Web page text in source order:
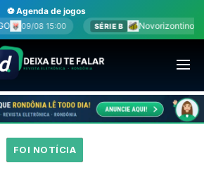
⚽ Agenda de jogos
SÉRIE B NovorizontinoxJuventude 09/08
FOI NOTÍCIA